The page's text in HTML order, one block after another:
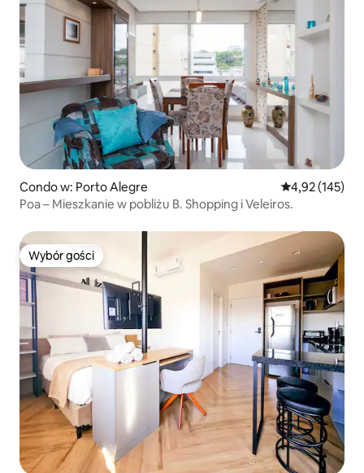
Condo w: Porto Alegre Średnia
4,92 (145)
Poa – Mieszkanie w pobliżu B. Shopping i Veleiros.
Wybór gości
Wybór gości